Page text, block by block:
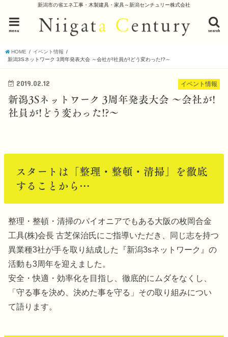
新潟市の省エネ工事・木製建具・家具～新潟センチュリー株式会社
search
menu
HOME
イベント情報
新潟3Sネットワーク 3周年発表大会 ～会社が!社員が!どう変わった!?～
イベント情報
2019.02.12
新潟3Sネットワーク 3周年発表大会 ～会社が!
社員が!どう変わった!?～
スタートは「整理・整頓・清掃」を徹底
することから…
整理・整頓・清掃のパイオニアでもある大阪の枚岡合金
工具(株)会⾧ 古芝保治氏にご指導いただき、同じ志を持つ
異業種3社が手を取り結成した『新潟3sネットワーク』の
活動も3周年を迎えました。
安全・快適・効率化を目指し、徹底的にムダをなくし、
「守る事を決め、決めた事を守る」その取り組みについ
て語ります。